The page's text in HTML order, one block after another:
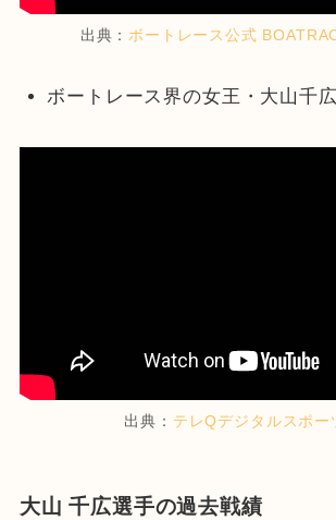
出典：ボートレース公式
ボートレース界の女王・大山千
出典： テレQデジタルスポー
大山 千広選手の過去戦績